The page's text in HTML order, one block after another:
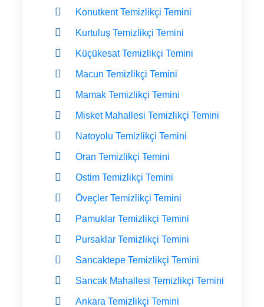
Konutkent Temizlikçi Temini
Kurtuluş Temizlikçi Temini
Küçükesat Temizlikçi Temini
Macun Temizlikçi Temini
Mamak Temizlikçi Temini
Misket Mahallesi Temizlikçi Temini
Natoyolu Temizlikçi Temini
Oran Temizlikçi Temini
Ostim Temizlikçi Temini
Öveçler Temizlikçi Temini
Pamuklar Temizlikçi Temini
Pursaklar Temizlikçi Temini
Sancaktepe Temizlikçi Temini
Sancak Mahallesi Temizlikçi Temini
Ankara Temizlikçi Temini